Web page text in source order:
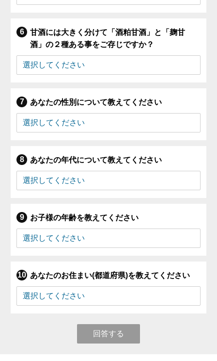
甘酒には大きく分けて「酒粕甘酒」と「麹甘
酒」の２種ある事をご存じですか？
あなたの性別について教えてください
あなたの年代について教えてください
お子様の年齢を教えてください
あなたのお住まい(都道府県)を教えてください
回答する